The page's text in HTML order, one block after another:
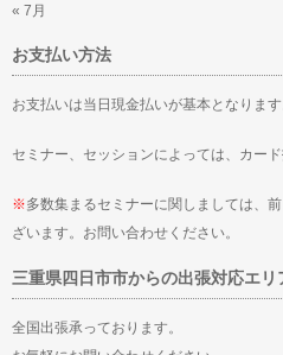
« 7月
お支払い方法
お支払いは当日現金払いが基本となります
セミナー、セッションによっては、カー
※多数集まるセミナーに関しましては、
ざいます。お問い合わせください。
三重県四日市市からの出張対応エリ
全国出張承っております。